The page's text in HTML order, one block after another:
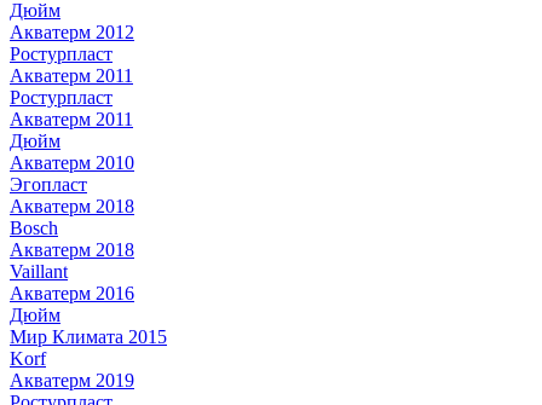
Дюйм
Акватерм 2012
Ростурпласт
Акватерм 2011
Ростурпласт
Акватерм 2011
Дюйм
Акватерм 2010
Эгопласт
Акватерм 2018
Bosch
Акватерм 2018
Vaillant
Акватерм 2016
Дюйм
Мир Климата 2015
Korf
Акватерм 2019